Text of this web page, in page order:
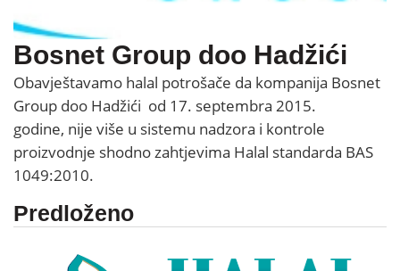
Bosnet Group doo Hadžići
Obavještavamo halal potrošače da kompanija Bosnet
Group doo Hadžići od 17. septembra 2015.
godine, nije više u sistemu nadzora i kontrole
proizvodnje shodno zahtjevima Halal standarda BAS
1049:2010.
Predloženo